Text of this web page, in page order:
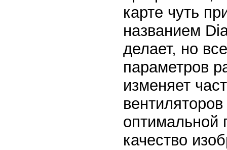
карте чуть
названием
делает, но
параметров
изменяет
оптимальной
качество